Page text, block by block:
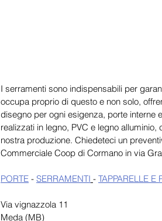
I serramenti sono indispensabili per
occupa proprio di questo e non solo,
disegno per ogni esigenza, porte interne
realizzati in legno, PVC e legno
nostra produzione. Chiedeteci un
Commerciale Coop di Cormano in via
PORTE - SERRAMENTI - TAPPARELLE E
Via vignazzola 11
Meda (MB)